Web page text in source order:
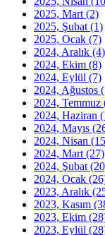
2025, Mart (2)
2025, Şubat (1)
2025, Ocak (7)
2024, Aralık (4)
2024, Ekim (8)
2024, Eylül (7)
2024, Ağustos
2024, Temmuz
2024, Haziran
2024, Mayıs
2024, Nisan
2024, Mart (27)
2024, Şubat
2024, Ocak
2023, Aralık
2023, Kasım
2023, Ekim
2023, Eylül